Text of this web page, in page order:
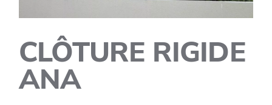
CLÔTURE RIGIDE
ANA